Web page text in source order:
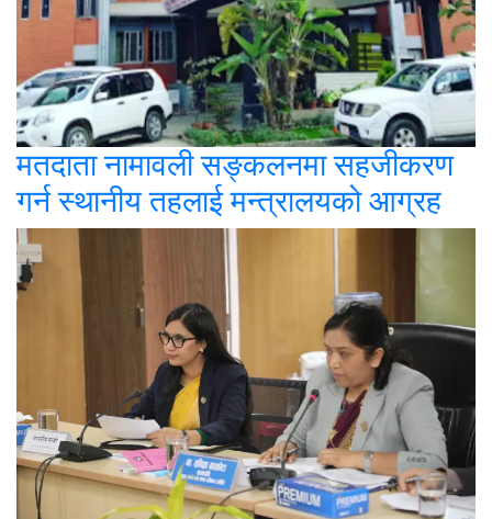
मतदाता नामावली सङ्कलनमा सहजीकरण
गर्न स्थानीय तहलाई मन्त्रालयको आग्रह